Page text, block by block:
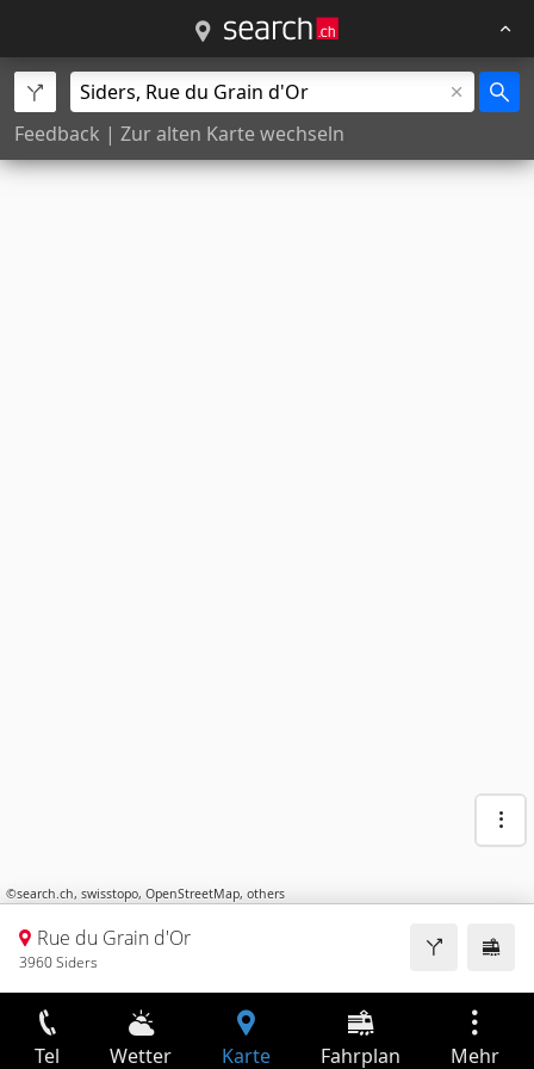
Feedback | Zur alten Karte wechseln
©search.ch, swisstopo, OpenStreetMap, others
Rue du Grain d'Or
3960 Siders
Tel Wetter Karte Fahrplan Mehr